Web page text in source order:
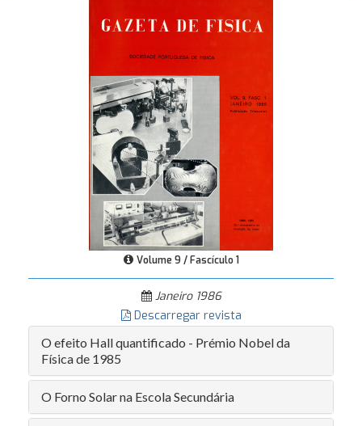
Volume 9 / Fascículo 1
Janeiro 1986
Descarregar revista
O efeito Hall quantificado - Prémio Nobel da
Física de 1985
O Forno Solar na Escola Secundária